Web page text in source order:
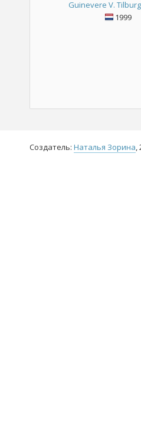
Guinevere V.
1999
Создатель: Наталья Зорина,